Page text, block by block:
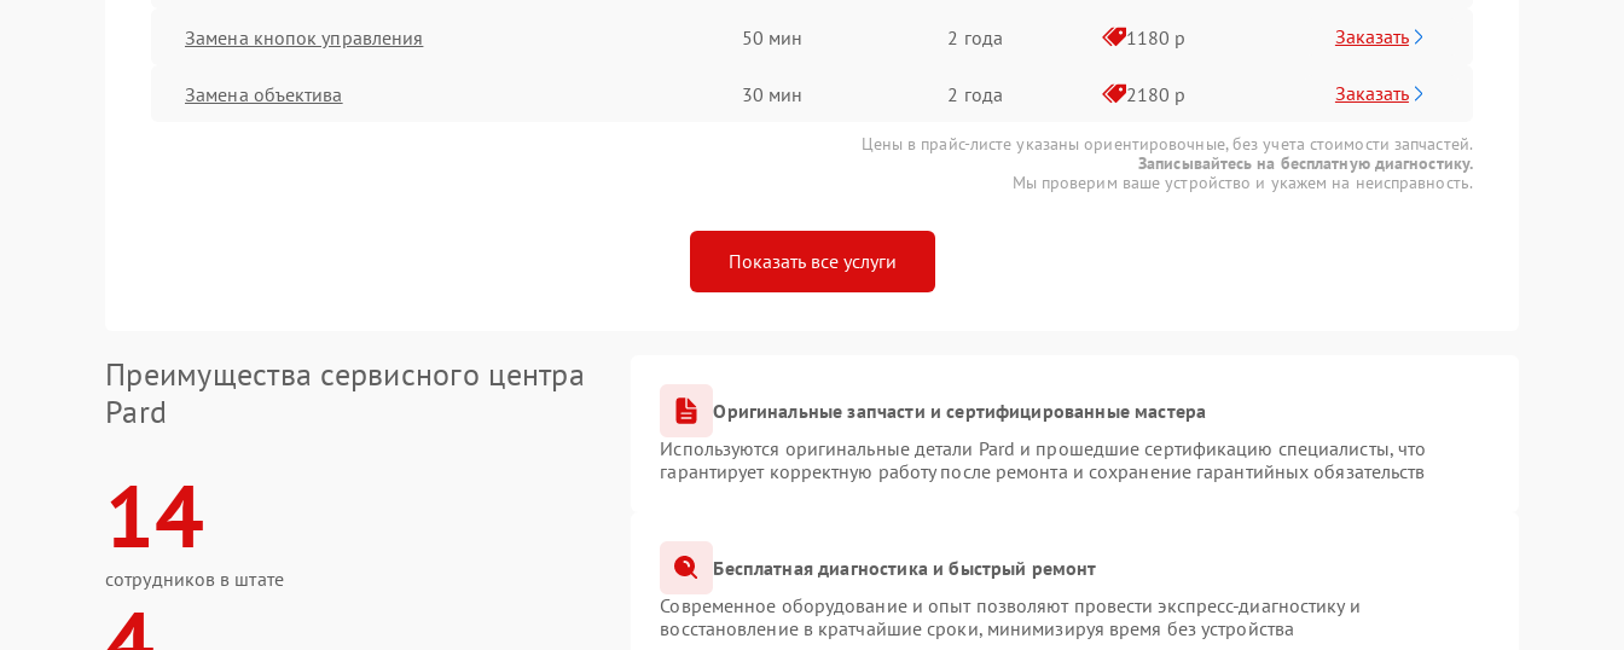
Замена кнопок управления 50 мин 2 года 1180 р Заказать
Замена объектива 30 мин 2 года 2180 р Заказать
Цены в прайс-листе указаны ориентировочные, без учета стоимости запчастей.
Записывайтесь на бесплатную диагностику.
Мы проверим ваше устройство и укажем на неисправность.
Показать все услуги
Преимущества сервисного центра
Pard
14
сотрудников в штате
Оригинальные запчасти и сертифицированные мастера
Используются оригинальные детали Pard и прошедшие сертификацию специалисты, что
гарантирует корректную работу после ремонта и сохранение гарантийных обязательств
Бесплатная диагностика и быстрый ремонт
Современное оборудование и опыт позволяют провести экспресс-диагностику и
восстановление в кратчайшие сроки, минимизируя время без устройства